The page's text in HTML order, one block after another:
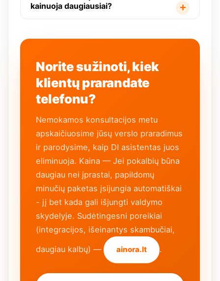
kainuoja daugiausiai?
Norite sužinoti, kiek
klientų prarandate
telefonu?
Nemokamos konsultacijos metu
apskaičiuosime jūsų verslo praradimus
ir parodysime, kaip DI asistentas juos
eliminuoja. Kaina — Jei pokalbių būna
daugiau nei įprastai, papildomų
minučių paketas įsijungia automatiškai
- jį bet kada gali išjungti valdymo
skydelyje. Sudėtingesni poreikiai
(integracijos, išeinantys skambučiai,
daugiau kalbų) —
ainora.lt .